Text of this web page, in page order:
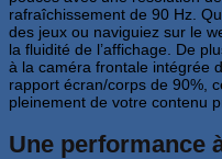
rafraîchissement de 90 Hz.
des jeux ou naviguiez sur le
la fluidité de l’affichage. De
à la caméra frontale intégrée
rapport écran/corps de 90%,
pleinement de votre contenu
Une performance